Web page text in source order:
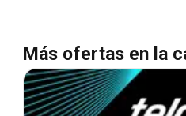
Más ofertas en la